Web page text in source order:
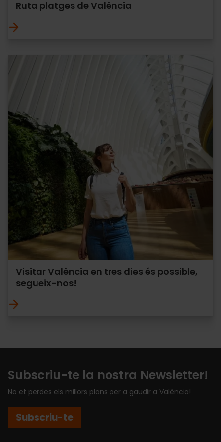
Ruta platges de València
Visitar València en tres dies és possible,
segueix-nos!
Subscriu-te la nostra Newsletter!
No et perdes els millors plans per a gaudir a València!
Subscriu-te